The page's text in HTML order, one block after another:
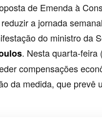
de Emenda à
a jornada
do ministro da
. Nesta quarta-feira
compensações
da medida, que prevê